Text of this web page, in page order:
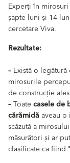
Experți în
șapte luni și 14
cercetare Viva.
Rezultate:
– Există o
mirosurile
de construcție
–Toatecasele de
cărămidăaveau o
scăzută a
măsurători și ar
clasificate ca fiind